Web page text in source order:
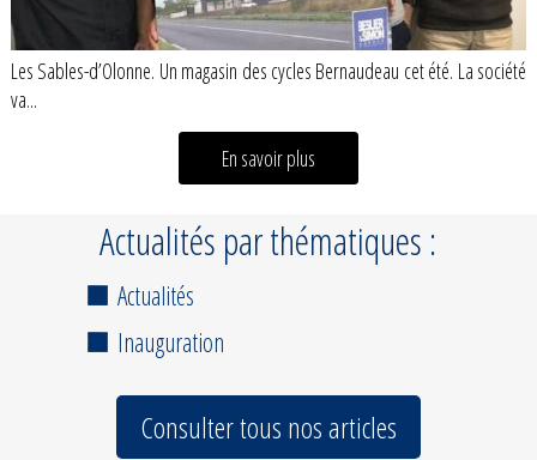
Les Sables-d’Olonne. Un magasin des cycles Bernaudeau cet été. La société
va...
En savoir plus
Actualités par thématiques :
Actualités
Inauguration
Consulter tous nos articles